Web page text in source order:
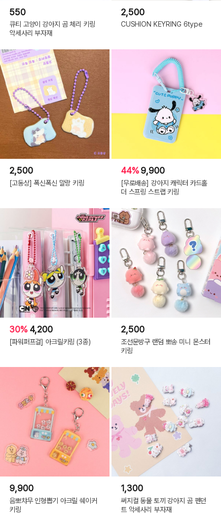
550
큐티 고양이 강아지 곰 체리 키링
악세사리 부자재
2,500
CUSHION KEYRING 6type
2,500
[고동상] 폭신폭신 말랑 키링
44%9,900
[무로배송] 강아지 캐릭터 카드홀
더 스프링 스트랩 키링
30% 4,200
[파워퍼프걸] 아크릴키링 (3종)
2,500
조선문방구 랜덤 뽀송 미니 몬스터
키링
9,900
음뽀챠무 인형뽑기 아크릴 쉐이커
키링
1,300
써지컬 동물 토끼 강아지 곰 펜던
트 악세사리 부자재